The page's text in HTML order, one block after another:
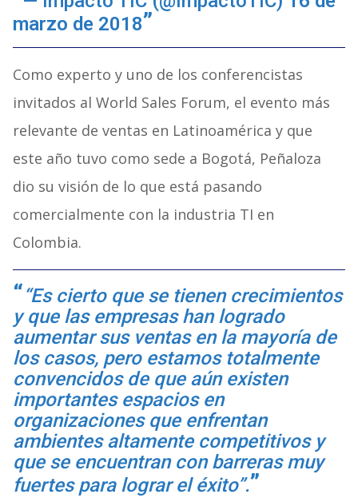
marzo de 2018
Como experto y uno de los conferencistas
invitados al World Sales Forum, el evento más
relevante de ventas en Latinoamérica y que
este año tuvo como sede a Bogotá, Peñaloza
dio su visión de lo que está pasando
comercialmente con la industria TI en
Colombia.
“Es cierto que se tienen crecimientos
y que las empresas han logrado
aumentar sus ventas en la mayoría de
los casos, pero estamos totalmente
convencidos de que aún existen
importantes espacios en
organizaciones que enfrentan
ambientes altamente competitivos y
que se encuentran con barreras muy
fuertes para lograr el éxito”.